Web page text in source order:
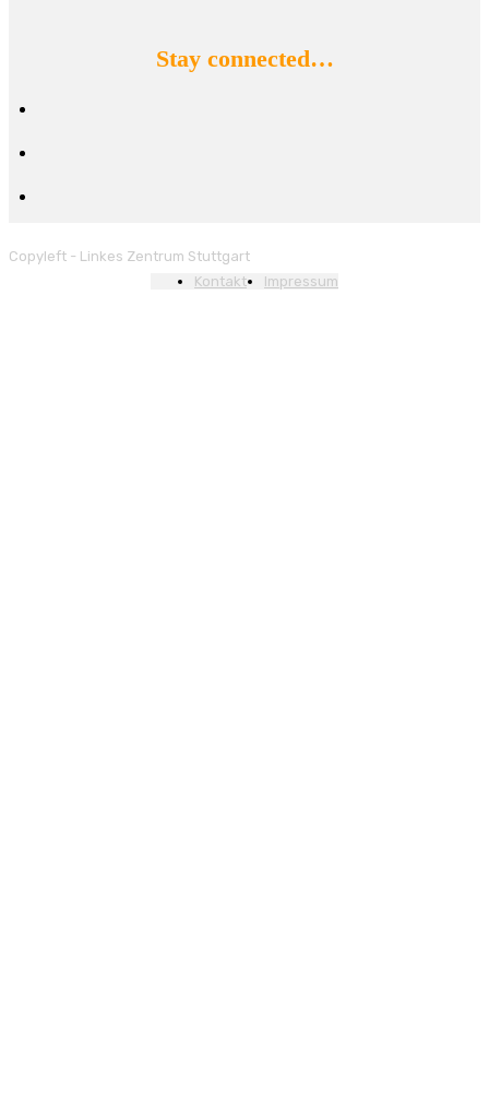
Stay connected…
Copyleft - Linkes Zentrum Stuttgart
Kontakt
Impressum